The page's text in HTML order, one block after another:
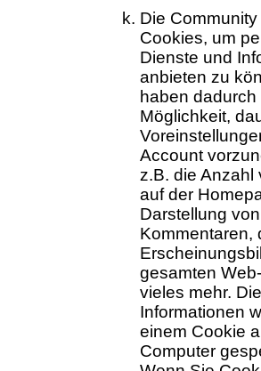
Die
Cookies, um
Dienste und
anbieten zu
haben dadurch
Möglichkeit,
Account
z.B. die Anzahl
auf der
Darstellung von
Kommentaren,
gesamten
vieles mehr.
Informationen
einem Cookie
Computer